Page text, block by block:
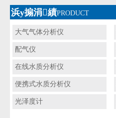
浜у搧涓績PRODUCT
大气气体分析仪
配气仪
在线水质分析仪
便携式水质分析仪
光泽度计